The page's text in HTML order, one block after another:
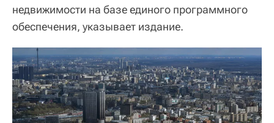
недвижимости на базе единого программного
обеспечения, указывает издание.